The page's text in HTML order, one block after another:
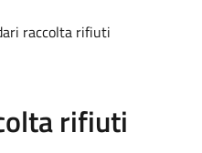
raccolta rifiuti
rifiuti